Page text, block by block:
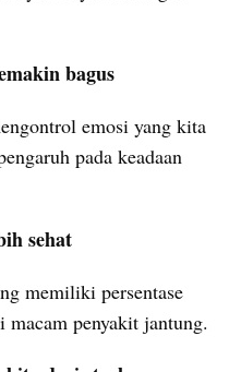
bagus
emosi yang kita
pada keadaan
sehat
memiliki persentase
penyakit jantung.